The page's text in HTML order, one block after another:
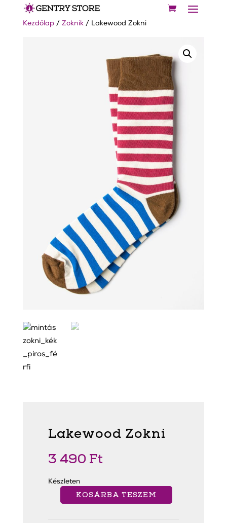
Kezdőlap/ Zoknik/ Lakewood Zokni
Lakewood Zokni
3 490 Ft
Készleten
Lakewood
Zokni
KOSÁRBA TESZEM